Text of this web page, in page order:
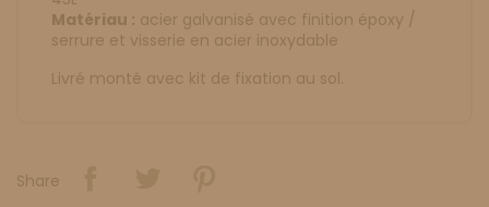
Matériau : acier galvanisé avec finition époxy /
serrure et visserie en acier inoxydable
Livré monté avec kit de fixation au sol.
Share